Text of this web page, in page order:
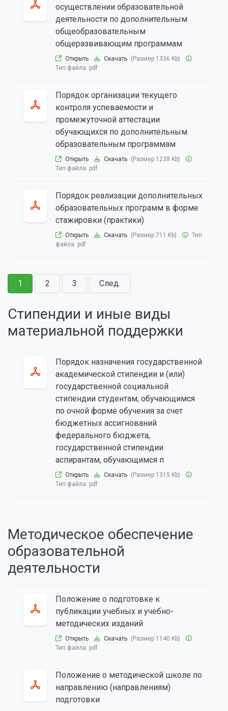
осуществлении образовательной
деятельности по дополнительным
общеобразовательным
общеразвивающим программам
Открыть Скачать (Размер 1336 Kb)
Тип файла: pdf
Порядок организации текущего
контроля успеваемости и
промежуточной аттестации
обучающихся по дополнительным
образовательным программам
Открыть Скачать (Размер 1238 Kb)
Тип файла: pdf
Порядок реализации дополнительных
образовательных программ в форме
стажировки (практики)
Открыть Скачать (Размер 711 Kb)
Тип
файла: pdf
1 2 3 След.
Стипендии и иные виды
материальной поддержки
Порядок назначения государственной
академической стипендии и (или)
государственной социальной
стипендии студентам, обучающимся
по очной форме обучения за счет
бюджетных ассигнований
федерального бюджета,
государственной стипендии
аспирантам, обучающимся п
Открыть Скачать (Размер 1315 Kb)
Тип файла: pdf
Методическое обеспечение
образовательной
деятельности
Положение о подготовке к
публикации учебных и учебно-
методических изданий
Открыть Скачать (Размер 1140 Kb)
Тип файла: pdf
Положение о методической школе по
направлению (направлениям)
подготовки